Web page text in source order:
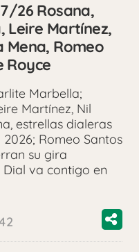
26 Rosana,
Leire Martínez,
Mena, Romeo
Royce
Marbella;
Martínez, Nil
estrellas dialeras
Romeo Santos
su gira
va contigo en